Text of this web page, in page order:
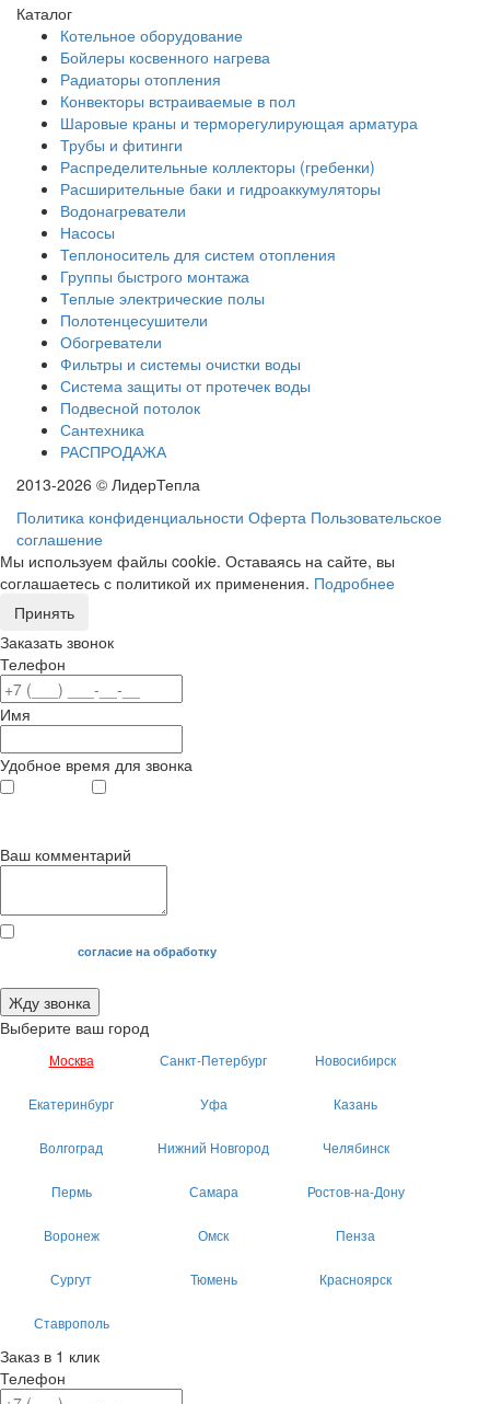
Каталог
Котельное оборудование
Бойлеры косвенного нагрева
Радиаторы отопления
Конвекторы встраиваемые в пол
Шаровые краны и терморегулирующая арматура
Трубы и фитинги
Распределительные коллекторы (гребенки)
Расширительные баки и гидроаккумуляторы
Водонагреватели
Насосы
Теплоноситель для систем отопления
Группы быстрого монтажа
Теплые электрические полы
Полотенцесушители
Обогреватели
Фильтры и системы очистки воды
Система защиты от протечек воды
Подвесной потолок
Сантехника
РАСПРОДАЖА
2013-2026 © ЛидерТепла
Политика конфиденциальности Оферта Пользовательское
соглашение
Мы используем файлы cookie. Оставаясь на сайте, вы
соглашаетесь с политикой их применения. Подробнее
Принять
Заказать звонок
Телефон
Имя
Удобное время для звонка
Ваш комментарий
Я даю своесогласие на обработку
Жду звонка
Выберите ваш город
Москва Санкт-Петербург Новосибирск
Екатеринбург Уфа Казань
Волгоград Нижний Новгород Челябинск
Пермь Самара Ростов-на-Дону
Воронеж Омск Пенза
Сургут Тюмень Красноярск
Ставрополь
Заказ в 1 клик
Телефон